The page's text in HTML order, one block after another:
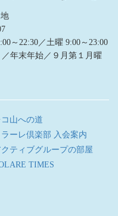
～22:30／土曜 9:00～23:00
年末年始／９月第１月曜
山への道
ラーレ倶楽部 入会案内
クティブグループの部屋
TIMES